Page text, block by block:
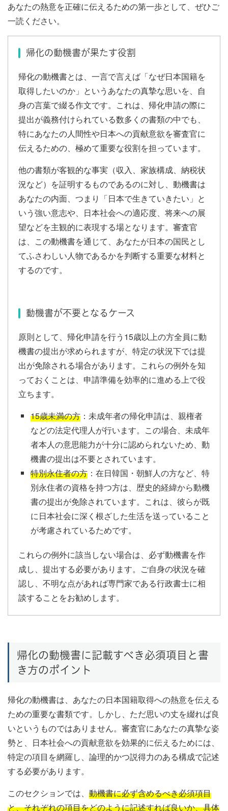
あなたの熱意を正確に伝えるための第一歩として、ぜひご
一読ください。
帰化の動機書が果たす役割
帰化の動機書とは、一言で言えば「なぜ日本国籍を
取得したいのか」というあなたの真摯な思いを、自
身の言葉で綴る作文です。これは、帰化申請の際に
提出が義務付けられている数多くの書類の中でも、
特にあなたの人間性や日本への貢献意欲を審査官に
伝えるための、極めて重要な役割を担っています。
他の書類が客観的な事実（収入、家族構成、納税状
況など）を証明するものであるのに対し、動機書は
あなたの内面、つまり「日本で生きていきたい」と
いう強い意志や、日本社会への適応度、将来への展
望などを主観的に表現する場となります。審査官
は、この動機書を通じて、あなたが日本の国民とし
てふさわしい人物であるかを判断する重要な材料と
するのです。
動機書が不要となるケース
原則として、帰化申請を行う15歳以上の方全員に動
機書の提出が求められますが、特定の状況下では提
出が免除される場合があります。これらの例外を知
っておくことは、申請準備を効率的に進める上で役
立ちます。
15歳未満の方 ：未成年者の帰化申請は、親権者
などの法定代理人が行います。この場合、未成年
者本人の意思能力が十分に認められないため、動
機書の提出は不要とされています。
特別永住者の方 ：在日韓国・朝鮮人の方など、特
別永住者の資格を持つ方は、歴史的経緯から動機
書の提出が免除されています。これは、彼らが既
に日本社会に深く根ざした生活を送っていること
が考慮されているためです。
これらの例外に該当しない場合は、必ず動機書を作
成し、提出する必要があります。ご自身の状況を確
認し、不明な点があれば専門家である行政書士に相
談することをお勧めします。
帰化の動機書に記載すべき必須項目と書
き方のポイント
帰化の動機書は、あなたの日本国籍取得への熱意を伝える
ための重要な書類です。しかし、ただ思いの丈を綴れば良
いというものではありません。審査官にあなたの真摯な姿
勢と、日本社会への貢献意欲を効果的に伝えるためには、
特定の項目を網羅し、論理的かつ説得力のある構成で記述
する必要があります。
このセクションでは、 動機書に必ず含めるべき必須項目
と、それぞれの項目をどのように記述すれば良いか、具体